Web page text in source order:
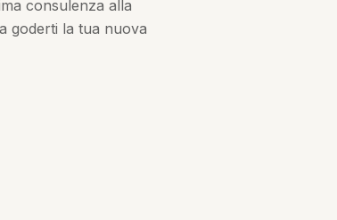
consulenza alla
goderti la tua nuova